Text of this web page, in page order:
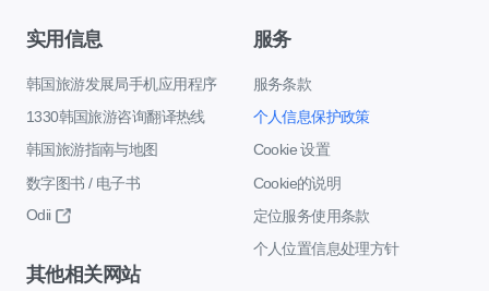
实用信息
韩国旅游发展局手机应用程序
1330韩国旅游咨询翻译热线
韩国旅游指南与地图
数字图书 / 电子书
Odii
服务
服务条款
个人信息保护政策
Cookie 设置
Cookie的说明
定位服务使用条款
个人位置信息处理方针
其他相关网站